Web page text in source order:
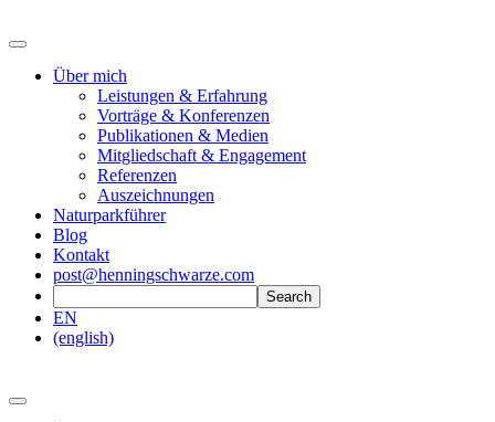
Über mich
Leistungen & Erfahrung
Vorträge & Konferenzen
Publikationen & Medien
Mitgliedschaft & Engagement
Referenzen
Auszeichnungen
Naturparkführer
Blog
Kontakt
post@henningschwarze.com
EN
(english)